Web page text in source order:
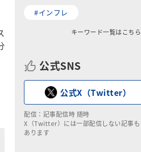
#インフレ
キーワード一覧はこちら
公式SNS
公式X（Twitter）
配信：記事配信時 随時
X（Twitter）には一部配信しない記事も
あります